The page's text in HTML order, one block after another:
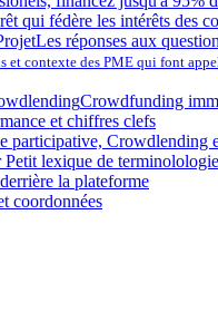
qui fédère les intérêts des
Les réponses aux
et contexte des PME qui font
Crowdfunding
et chiffres clefs
participative, Crowdlending
Petit lexique de
la plateforme
coordonnées